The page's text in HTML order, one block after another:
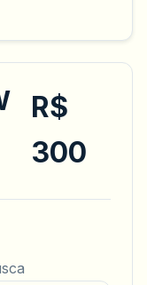
R$
300